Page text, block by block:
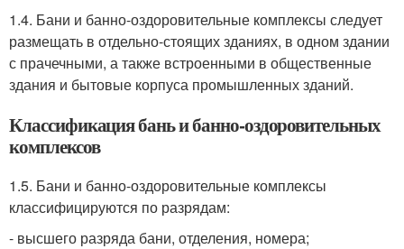
1.4. Бани и банно-оздоровительные комплексы следует
размещать в отдельно-стоящих зданиях, в одном здании
с прачечными, а также встроенными в общественные
здания и бытовые корпуса промышленных зданий.
Классификация бань и банно-оздоровительных
комплексов
1.5. Бани и банно-оздоровительные комплексы
классифицируются по разрядам:
- высшего разряда бани, отделения, номера;